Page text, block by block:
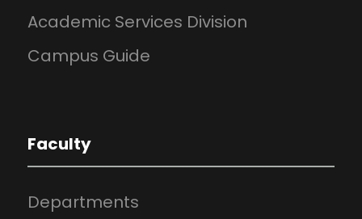
Academic Services Division
Campus Guide
Faculty
Departments